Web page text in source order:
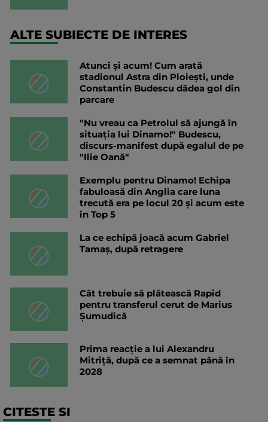
ALTE SUBIECTE DE INTERES
Atunci și acum! Cum arată
stadionul Astra din Ploiești, unde
Constantin Budescu dădea gol din
parcare
"Nu vreau ca Petrolul să ajungă în
situația lui Dinamo!" Budescu,
discurs-manifest după egalul de pe
"Ilie Oană"
Exemplu pentru Dinamo! Echipa
fabuloasă din Anglia care luna
trecută era pe locul 20 și acum este
în Top 5
La ce echipă joacă acum Gabriel
Tamaș, după retragere
Cât trebuie să plătească Rapid
pentru transferul cerut de Marius
Șumudică
Prima reacție a lui Alexandru
Mitriță, după ce a semnat până în
2028
CITESTE SI